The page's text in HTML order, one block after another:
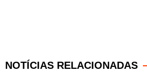
NOTÍCIAS RELACIONADAS